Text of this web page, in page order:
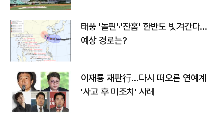
태풍 '돌핀'·'찬홈' 한반도 빗겨간다…
예상 경로는?
이재룡 재판行…다시 떠오른 연예계
'사고 후 미조치' 사례